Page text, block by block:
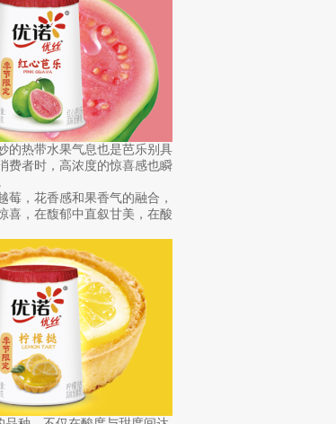
的热带水果气息也是芭乐别具
费者时，高浓度的惊喜感也瞬
，花香感和果香气的融合，
喜，在馥郁中直叙甘美，在酸